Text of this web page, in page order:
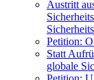
Austritt
Petition:
Statt
globale